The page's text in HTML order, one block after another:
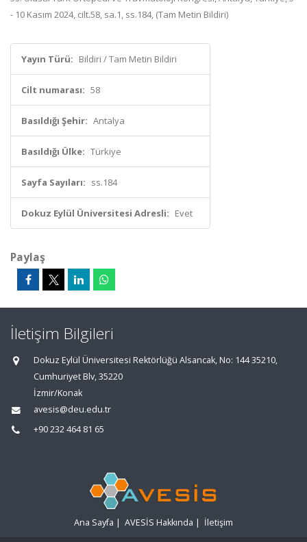
- 10 Kasım 2024, cilt.58, sa.1, ss.184, (Tam Metin Bildiri)
Yayın Türü: Bildiri / Tam Metin Bildiri
Cilt numarası: 58
Basıldığı Şehir: Antalya
Basıldığı Ülke: Türkiye
Sayfa Sayıları: ss.184
Dokuz Eylül Üniversitesi Adresli: Evet
Paylaş
İletişim Bilgileri
Dokuz Eylül Üniversitesi Rektörlüğü Alsancak, No: 144 35210,
Cumhuriyet Blv, 35220
İzmir/Konak
avesis@deu.edu.tr
+90 232 464 81 65
Ana Sayfa | AVESİS Hakkında | İletişim